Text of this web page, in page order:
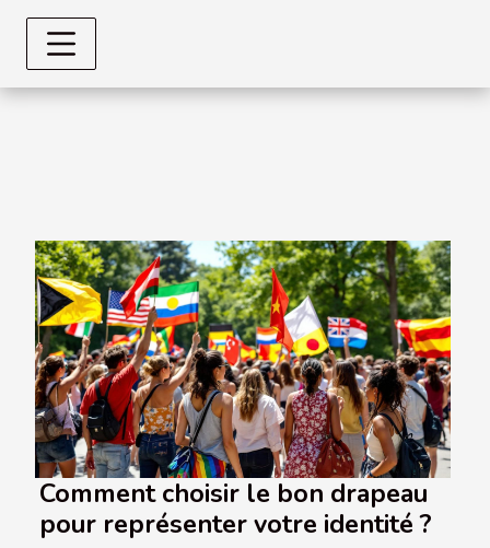
Comment choisir le bon drapeau
pour représenter votre identité ?